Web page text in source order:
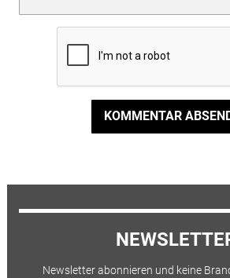
KOMMENTAR
Newsletter abonnieren und keine